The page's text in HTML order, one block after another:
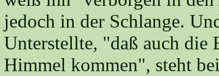
jedoch in der Schlange.
Unterstellte, "daß auch
Himmel kommen", steht